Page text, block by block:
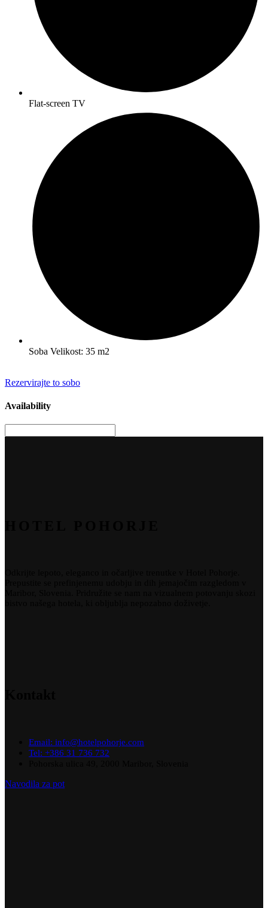
Flat-screen TV
Soba Velikost: 35 m2
Rezervirajte to sobo
Availability
Email: info@hotelpohorje.com
Tel: +386 31 736 732
Navodila za pot